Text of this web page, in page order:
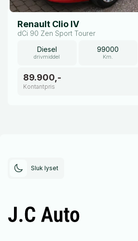
Renault Clio IV
dCi 90 Zen Sport Tourer
Diesel
drivmiddel
99000
Km.
89.900,-
Kontantpris
Sluk lyset